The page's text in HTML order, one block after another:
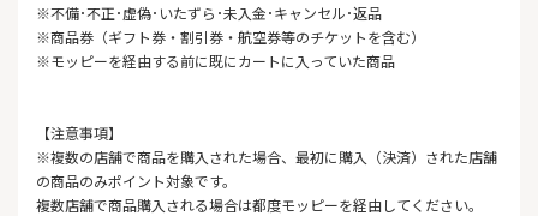
※不備･不正･虚偽･いたずら･未入金･キャンセル･返品
※商品券（ギフト券・割引券・航空券等のチケットを含む）
※モッピーを経由する前に既にカートに入っていた商品
【注意事項】
※複数の店舗で商品を購入された場合、最初に購入（決済）された店舗
の商品のみポイント対象です。
複数店舗で商品購入される場合は都度モッピーを経由してください。